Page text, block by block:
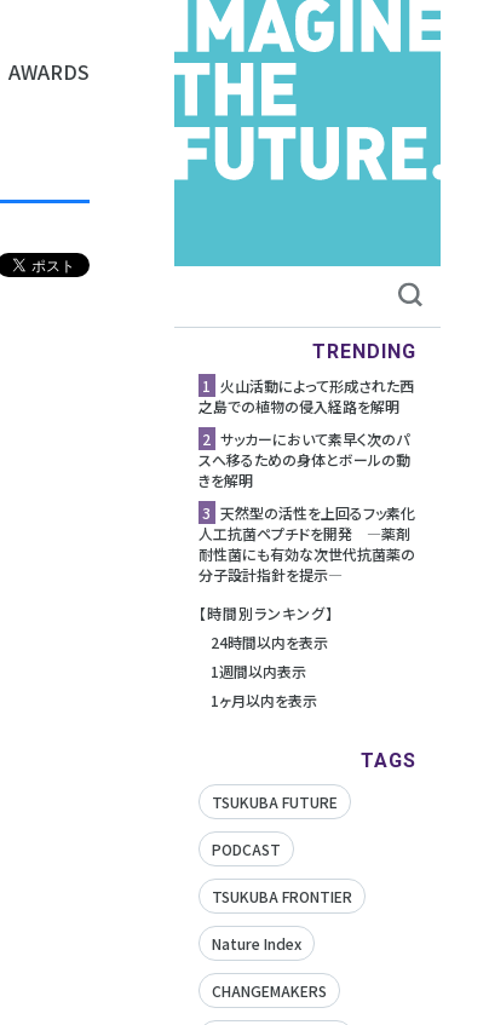
AWARDS
TRENDING
1 ⽕⼭活動によって形成された⻄
之島での植物の侵⼊経路を解明
2 サッカーにおいて素早く次のパ
スへ移るための身体とボールの動
きを解明
3 天然型の活性を上回るフッ素化
人工抗菌ペプチドを開発 ―薬剤
耐性菌にも有効な次世代抗菌薬の
分子設計指針を提示―
【時間別ランキング】
24時間以内を表示
1週間以内表示
1ヶ月以内を表示
TAGS
TSUKUBA FUTURE
PODCAST
TSUKUBA FRONTIER
Nature Index
CHANGEMAKERS